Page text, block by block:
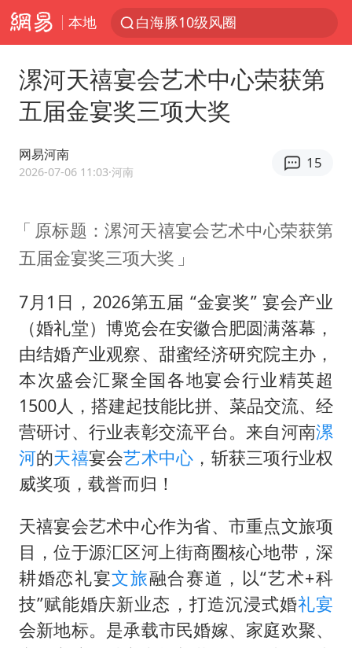
本地
白海豚10级风圈
跨界融合拉长夏日经济消费链条
拜登前列腺癌恶化
上海轨交全网络地面高架区段限速运行
浙江海域将现5到8米巨浪到狂浪
“伊斯兰版北约”出现
外国游客的“中国游三件套”火了
以军士兵把枪口对准中国记者
白海豚在海上打了个结
上海大部迎大暴雨
一周大涨超7% 金价为何突然上涨
谢霆锋演唱会隔空祝王菲生日快乐
构建更高水平的全民健身公共服务体系
漯河天禧宴会艺术中心荣获第
五届金宴奖三项大奖
网易河南
2026-07-06 11:03·河南
15
原标题：漯河天禧宴会艺术中心荣获第
五届金宴奖三项大奖
7月1日，2026第五届 “金宴奖” 宴会产业
（婚礼堂）博览会在安徽合肥圆满落幕，
由结婚产业观察、甜蜜经济研究院主办，
本次盛会汇聚全国各地宴会行业精英超
1500人，搭建起技能比拼、菜品交流、经
营研讨、行业表彰交流平台。来自河南漯
河的天禧宴会艺术中心 ，斩获三项行业权
威奖项，载誉而归！
天禧宴会艺术中心作为省、市重点文旅项
目，位于源汇区河上街商圈核心地带，深
耕婚恋礼宴文旅融合赛道，以“艺术+科
技”赋能婚庆新业态，打造沉浸式婚礼宴
会新地标。是承载市民婚嫁、家庭欢聚、